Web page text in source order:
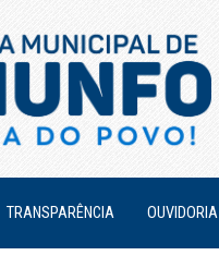
TRANSPARÊNCIA OUVIDORIA